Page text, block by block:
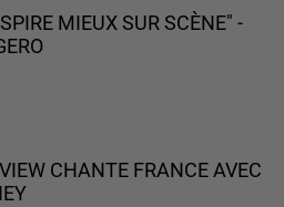
MIEUX SUR SCÈNE" -
CHANTE FRANCE AVEC